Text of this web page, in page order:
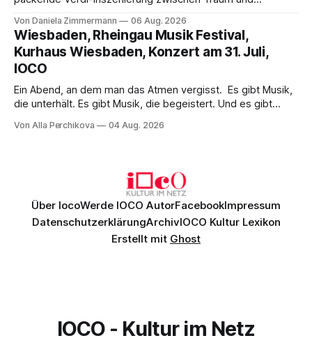
psychologische Tiefe mit starken Bildern, getragen von
einem spielfreudigen Ensemble und einer musikalisch
überzeugenden Gesamtleistung.
Von Daniela Zimmermann 06 Aug. 2026
Wiesbaden, Rheingau Musik Festival,
Kurhaus Wiesbaden, Konzert am 31. Juli,
IOCO
Ein Abend, an dem man das Atmen vergisst. Es gibt Musik,
die unterhält. Es gibt Musik, die begeistert. Und es gibt
Genau so war der Abend im Kurhaus Wiesbaden, an dem
Von Alla Perchikova 04 Aug. 2026
Über IocoWerde IOCO AutorFacebookImpressum
DatenschutzerklärungArchivIOCO Kultur Lexikon
Erstellt mit Ghost
IOCO - Kultur im Netz